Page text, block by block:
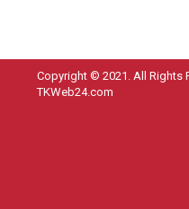
Copyright © 2021. All Rights
TKWeb24.com